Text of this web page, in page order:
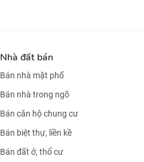
Nhà đất bán
Bán nhà mặt phố
Bán nhà trong ngõ
Bán căn hộ chung cư
Bán biệt thự, liền kề
Bán đất ở, thổ cư